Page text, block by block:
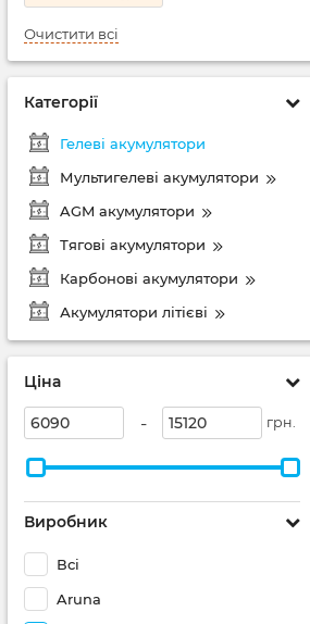
Очистити всі
Категорії
Гелеві акумулятори
Мультигелеві акумулятори
AGM акумулятори
Тягові акумулятори
Карбонові акумулятори
Акумулятори літієві
Ціна
- грн.
Виробник
Всі
Aruna